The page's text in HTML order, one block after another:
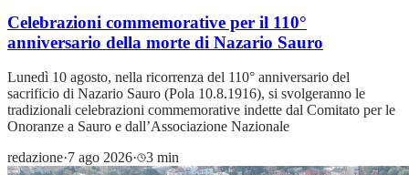
Celebrazioni commemorative per il 110°
anniversario della morte di Nazario Sauro
Lunedì 10 agosto, nella ricorrenza del 110° anniversario del
sacrificio di Nazario Sauro (Pola 10.8.1916), si svolgeranno le
tradizionali celebrazioni commemorative indette dal Comitato per le
Onoranze a Sauro e dall’Associazione Nazionale
redazione·7 ago 2026· 3 min